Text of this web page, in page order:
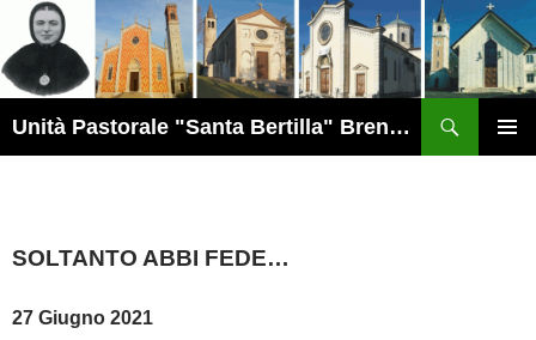
contenuto
Unità Pastorale "Santa Bertilla" Brendola
SOLTANTO ABBI FEDE…
27 Giugno 2021